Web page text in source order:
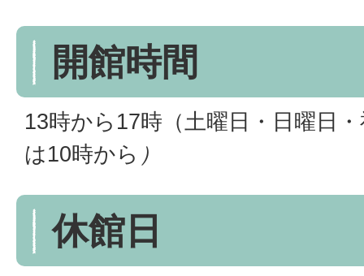
開館時間
13時から17時（土曜日・日曜日
は10時から ）
休館日